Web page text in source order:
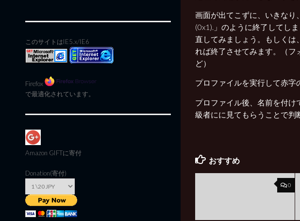
画面が出てこずに、いきなり
(0x1).」のように終了してし
直してみましょう。もしくは
れば終了させてみます。（
ど）
プロファイルを実行して赤字
プロファイル後、名前を付け
級者にに見てもらうことで判
おすすめ
0
このサイトはIE5.x/IE6
Firefox
で最適化されています。
Amazon GIFTに寄付
Donation(寄付)